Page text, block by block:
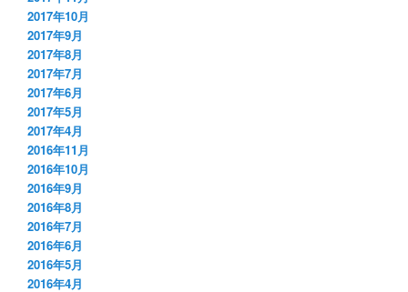
2017年10月
2017年9月
2017年8月
2017年7月
2017年6月
2017年5月
2017年4月
2016年11月
2016年10月
2016年9月
2016年8月
2016年7月
2016年6月
2016年5月
2016年4月